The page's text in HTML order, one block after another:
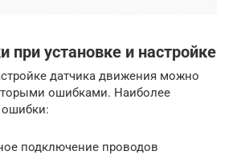
при установке и настройке
датчика движения можно
ошибками. Наиболее
ошибки:
подключение проводов